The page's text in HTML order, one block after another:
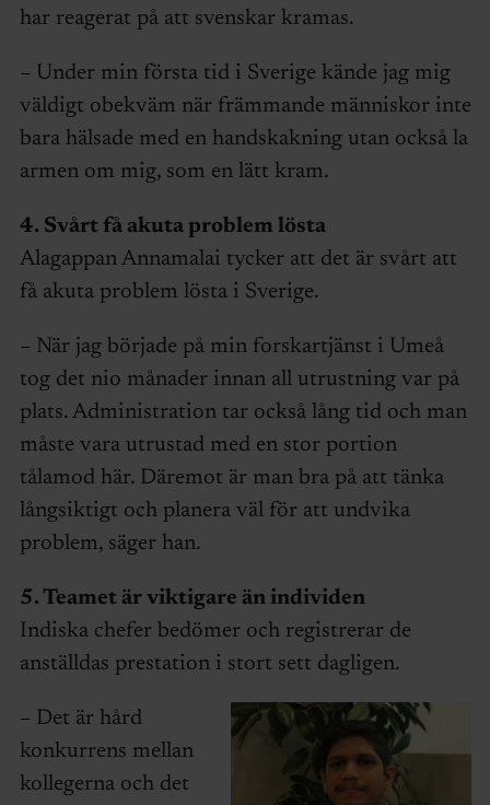
har reagerat på att svenskar kramas.
– Under min första tid i Sverige kände jag mig
väldigt obekväm när främmande människor inte
bara hälsade med en handskakning utan också la
armen om mig, som en lätt kram.
4. Svårt få akuta problem lösta
Alagappan Annamalai tycker att det är svårt att
få akuta problem lösta i Sverige.
– När jag började på min forskartjänst i Umeå
tog det nio månader innan all utrustning var på
plats. Administration tar också lång tid och man
måste vara utrustad med en stor portion
tålamod här. Däremot är man bra på att tänka
långsiktigt och planera väl för att undvika
problem, säger han.
5. Teamet är viktigare än individen
Indiska chefer bedömer och registrerar de
anställdas prestation i stort sett dagligen.
– Det är hård
konkurrens mellan
kollegerna och det